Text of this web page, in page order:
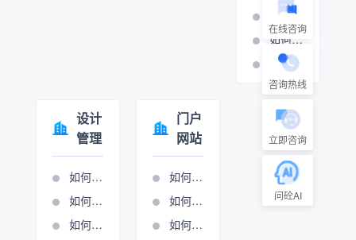
如何设置村组管理
如何设置房屋拆迁管理
如何设置只补不征管理
设计
管理
如何添加生产项目
如何设置项目执行
如何项目立项
门户
网站
如何做网站管理
如何进行新闻图管理
如何进行展示图管理
在线咨询
咨询热线
立即咨询
问砼AI